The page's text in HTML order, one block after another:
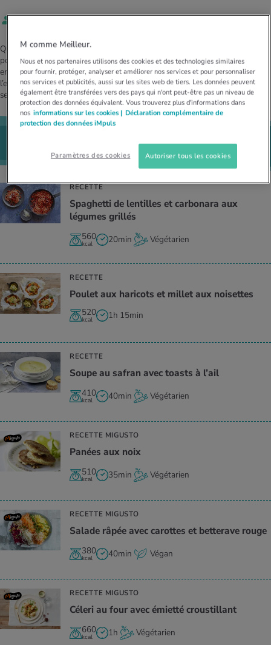
et intolérances
ACTUELS DANS LE DOMAINE ALIMENTATION
Calculez votre besoin en calories
d’hiver
ACTUELS DANS LE DOMAINE MOUVEMENT
Calculer la consommation de calories
Course & Jogging
au quotidien
de relaxation
ACTUELS DANS LE DOMAINE RELAXATION
Travail et santé
Détente active
médical
spécialisée
des femmes
ACTUELS DANS LE DOMAINE MÉDECINE
Douleurs nerveuses
Tool, test et quiz
ParPia Teichmann
Que ce soit en soupe, en salade ou en jus: le céleri-rave est beaucoup plus
polyvalent qu’on ne le croit. Beaucoup ne l’aiment pas, car ils le trouvent
ennuyeux. Le blanc clair du bulbe ne donne pas non plus particulièrement
l’eau à la bouche. Pourtant, il vaut la peine de le cuisiner et de redécouvrir
ses vertus.
MigustoetiMpuls
RECETTE
Spa­ghetti de len­tilles et car­bo­nara aux
légumes grillés
560
kcal 20min Végétarien
RECETTE
Pou­let aux hari­cots et millet aux noi­settes
520
kcal 1h 15min
RECETTE
Soupe au safran avec toasts à l’ail
410
kcal 40min Végétarien
RECETTE MIGUSTO
Panées aux noix
510
kcal 35min Végétarien
RECETTE MIGUSTO
Salade râpée avec carottes et bet­te­rave rouge
380
kcal 40min Végan
RECETTE MIGUSTO
Céleri au four avec émietté crous­tillant
660
kcal 1h Végétarien
M comme Meilleur.
Nous et nos partenaires utilisons des cookies et des technologies similaires
pour fournir, protéger, analyser et améliorer nos services et pour personnaliser
nos services et publicités, aussi sur les sites web de tiers. Les données peuvent
également être transférées vers des pays qui n'ont peut-être pas un niveau de
protection des données équivalent. Vous trouverez plus d'informations dans
nos informations sur les cookies | Déclaration complémentaire de
protection des données iMpuls
Paramètres des cookies Autoriser tous les cookies